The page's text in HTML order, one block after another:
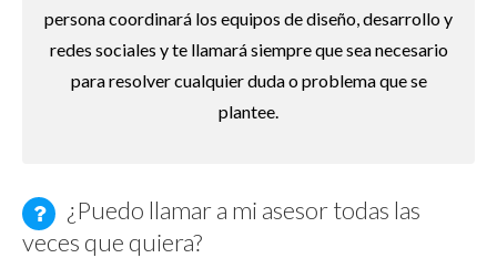
persona coordinará los equipos de diseño, desarrollo y
redes sociales y te llamará siempre que sea necesario
para resolver cualquier duda o problema que se
plantee.
¿Puedo llamar a mi asesor todas las
veces que quiera?